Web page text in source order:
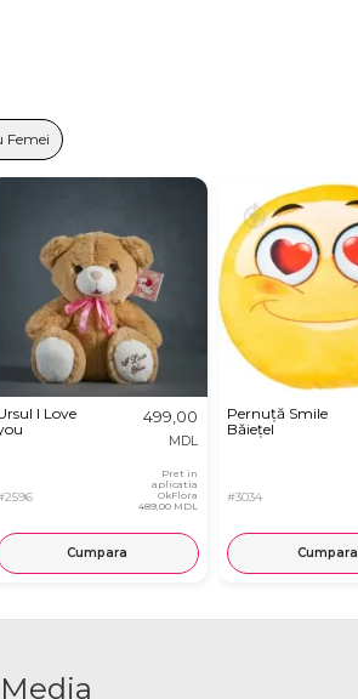
Femei
I Love
499,00
MDL
Pret in
aplicatia
OkFlora
489,00 MDL
Cumpara
Pernuță Smile
Băiețel
#3034
Cumpara
Media